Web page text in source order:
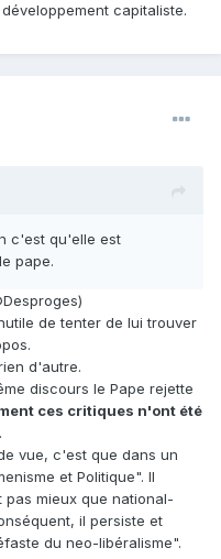
capitaliste.
c'est qu'elle est
pape.
de tenter de lui trouver
d'autre.
discours le Pape rejette
ces critiques n'ont été
.
vue, c'est que dans un
et Politique". Il
mieux que national-
il persiste et
du neo-libéralisme".